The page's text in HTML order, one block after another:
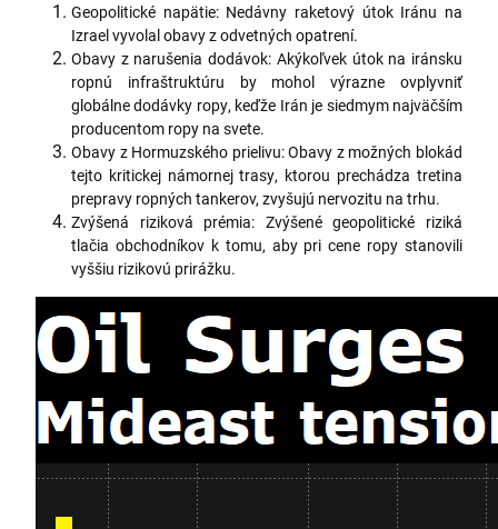
Geopolitické napätie: Nedávny raketový útok Iránu na
Izrael vyvolal obavy z odvetných opatrení.
Obavy z narušenia dodávok: Akýkoľvek útok na iránsku
ropnú infraštruktúru by mohol výrazne ovplyvniť
globálne dodávky ropy, keďže Irán je siedmym najväčším
producentom ropy na svete.
Obavy z Hormuzského prielivu: Obavy z možných blokád
tejto kritickej námornej trasy, ktorou prechádza tretina
prepravy ropných tankerov, zvyšujú nervozitu na trhu.
Zvýšená riziková prémia: Zvýšené geopolitické riziká
tlačia obchodníkov k tomu, aby pri cene ropy stanovili
vyššiu rizikovú prirážku.